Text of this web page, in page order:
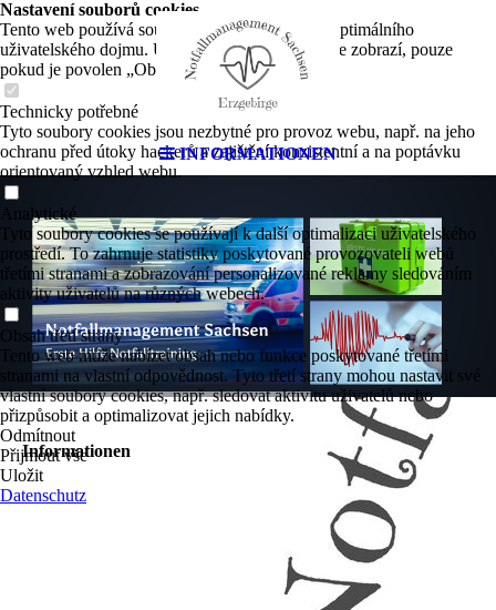
INFORMATIONEN
Informationen
Nastavení souborů cookies
Tento web používá soubory cookies k zajištění optimálního
uživatelského dojmu. Určitý obsah třetích stran se zobrazí, pouze
pokud je povolen „Obsah třetích stran“.
Technicky potřebné
Tyto soubory cookies jsou nezbytné pro provoz webu, např. na jeho
ochranu před útoky hackerů a zajištění konzistentní a na poptávku
orientovaný vzhled webu.
Analytické
Tyto soubory cookies se používají k další optimalizaci uživatelského
prostředí. To zahrnuje statistiky poskytované provozovateli webů
třetími stranami a zobrazování personalizované reklamy sledováním
aktivity uživatelů na různých webech.
Obsah třetí strany
Tento web může nabízet obsah nebo funkce poskytované třetími
stranami na vlastní odpovědnost. Tyto třetí strany mohou nastavit své
vlastní soubory cookies, např. sledovat aktivitu uživatelů nebo
přizpůsobit a optimalizovat jejich nabídky.
Odmítnout
Přijmout vše
Uložit
Datenschutz